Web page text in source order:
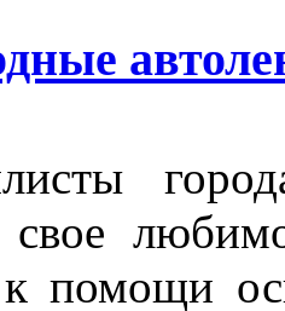
свое
помощи